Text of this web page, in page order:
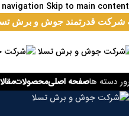
Skip to main content
شرکت قدرتمند جوش و برش
دسته هاصفحه اصلیمحصولات